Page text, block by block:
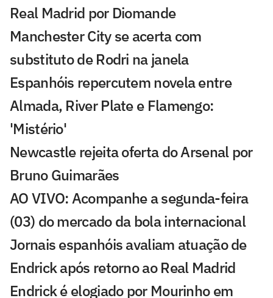
Real Madrid por Diomande
Manchester City se acerta com
substituto de Rodri na janela
Espanhóis repercutem novela entre
Almada, River Plate e Flamengo:
'Mistério'
Newcastle rejeita oferta do Arsenal por
Bruno Guimarães
AO VIVO: Acompanhe a segunda-feira
(03) do mercado da bola internacional
Jornais espanhóis avaliam atuação de
Endrick após retorno ao Real Madrid
Endrick é elogiado por Mourinho em